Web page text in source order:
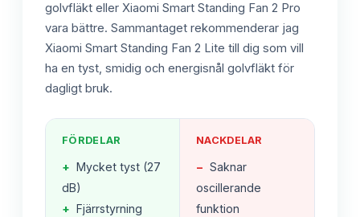
golvfläkt eller Xiaomi Smart Standing Fan 2 Pro
vara bättre. Sammantaget rekommenderar jag
Xiaomi Smart Standing Fan 2 Lite till dig som vill
ha en tyst, smidig och energisnål golvfläkt för
dagligt bruk.
FÖRDELAR
+ Mycket tyst (27
dB)
+ Fjärrstyrning
NACKDELAR
− Saknar
oscillerande
funktion